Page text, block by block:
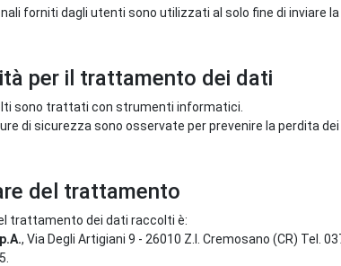
forniti dagli utenti sono utilizzati al solo fine di inviare
per il trattamento dei dati
sono trattati con strumenti informatici.
di sicurezza sono osservate per prevenire la perdita
del trattamento
trattamento dei dati raccolti è:
, Via Degli Artigiani 9 - 26010 Z.I. Cremosano (CR) Tel.